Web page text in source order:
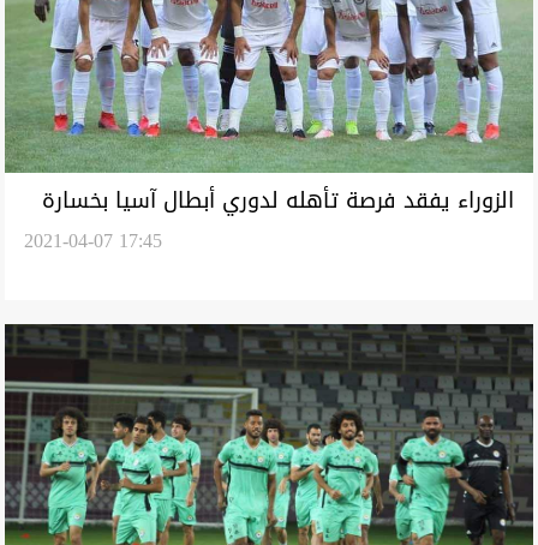
الزوراء يفقد فرصة تأهله لدوري أبطال آسيا بخسارة
2021-04-07 17:45